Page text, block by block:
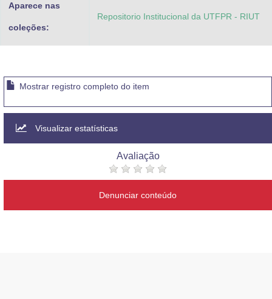
Aparece nas
coleções:
Repositorio Institucional da UTFPR - RIUT
Mostrar registro completo do item
Visualizar estatísticas
Avaliação
Denunciar conteúdo